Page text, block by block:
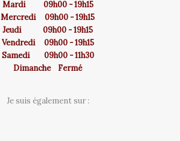
Mardi 09h00 - 19h15
Mercredi 09h00 - 19h15
Jeudi 09h00 - 19h15
Vendredi 09h00 - 19h15
Samedi 09h00 - 11h30
Dimanche Fermé
Je suis également sur :